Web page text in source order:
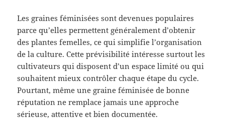
Les graines féminisées sont devenues populaires
parce qu’elles permettent généralement d’obtenir
des plantes femelles, ce qui simplifie l’organisation
de la culture. Cette prévisibilité intéresse surtout les
cultivateurs qui disposent d’un espace limité ou qui
souhaitent mieux contrôler chaque étape du cycle.
Pourtant, même une graine féminisée de bonne
réputation ne remplace jamais une approche
sérieuse, attentive et bien documentée.